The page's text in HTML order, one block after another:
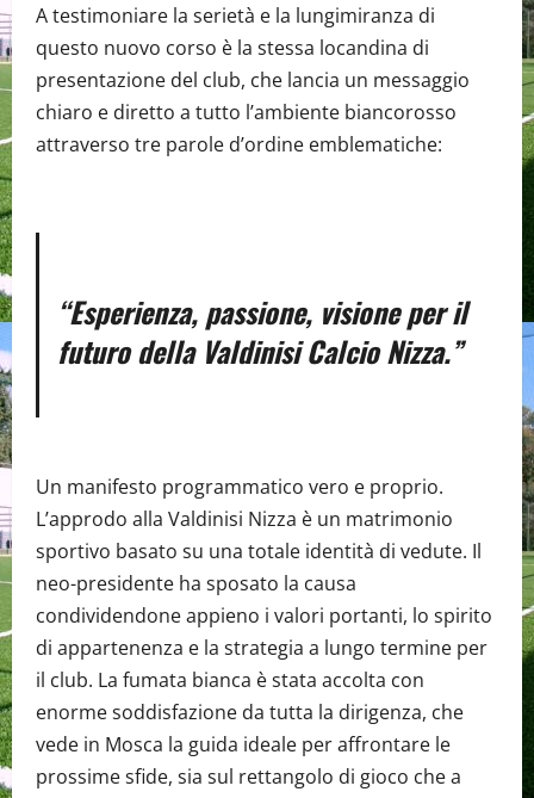
A testimoniare la serietà e la lungimiranza di
questo nuovo corso è la stessa locandina di
presentazione del club, che lancia un messaggio
chiaro e diretto a tutto l’ambiente biancorosso
attraverso tre parole d’ordine emblematiche:
“Esperienza, passione, visione per il
futuro della Valdinisi Calcio Nizza.”
Un manifesto programmatico vero e proprio.
L’approdo alla Valdinisi Nizza è un matrimonio
sportivo basato su una totale identità di vedute. Il
neo-presidente ha sposato la causa
condividendone appieno i valori portanti, lo spirito
di appartenenza e la strategia a lungo termine per
il club. La fumata bianca è stata accolta con
enorme soddisfazione da tutta la dirigenza, che
vede in Mosca la guida ideale per affrontare le
prossime sfide, sia sul rettangolo di gioco che a